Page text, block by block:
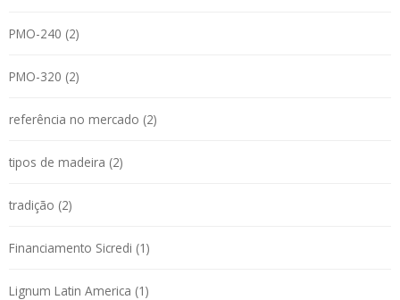
PMO-240 (2)
PMO-320 (2)
referência no mercado (2)
tipos de madeira (2)
tradição (2)
Financiamento Sicredi (1)
Lignum Latin America (1)